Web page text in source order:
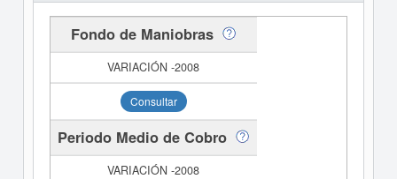
Fondo de Maniobras
Consultar
Periodo Medio de Cobro